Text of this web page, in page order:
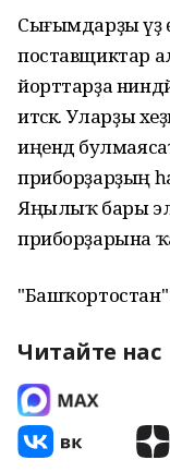
Сығымдарҙы үҙ
поставщиктар
йорттарҙа
итәсәк. Уларҙы
иңендә
приборҙарҙың
Яңылыҡ бары
приборҙарына
"Башҡортостан"
Читайте нас